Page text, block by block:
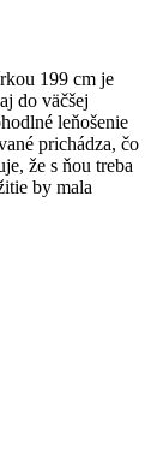
199 cm je
do väčšej
leňošenie
prichádza, čo
že s ňou treba
by mala